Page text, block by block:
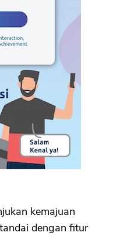
kemajuan
dengan fitur